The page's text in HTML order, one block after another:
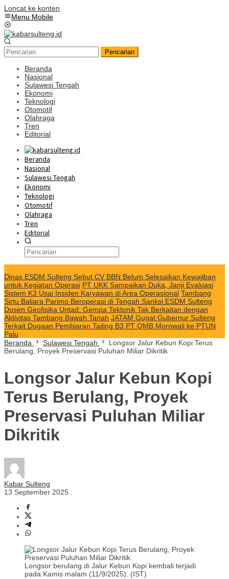
Loncat ke konten
Menu Mobile
Pencarian
Beranda
Nasional
Sulawesi Tengah
Ekonomi
Teknologi
Otomotif
Olahraga
Tren
Editorial
Beranda
Nasional
Sulawesi Tengah
Ekonomi
Teknologi
Otomotif
Olahraga
Tren
Editorial
Dinas ESDM Sulteng Sebut CV BBN Belum Selesaikan Kewajiban
untuk Kegiatan Operasi PT UKK Sampaikan Duka, Janji Evaluasi
Sistem K3 Usai Insiden Karyawan di Area Operasional Tambang
Sirtu Baliara Parimo Beroperasi di Tengah Sanksi ESDM Sulteng
Dosen Geofisika Untad: Gempa Tektonik Tak Berkaitan dengan
Aktivitas Tambang Bawah Tanah JATAM Gugat Gubernur Sulteng
Terkait Dugaan Pembiaran Tailing B3 PT QMB Morowali ke PTUN
Palu
Beranda
Sulawesi Tengah
Longsor Jalur Kebun Kopi Terus
Berulang, Proyek Preservasi Puluhan Miliar Dikritik
Longsor Jalur Kebun Kopi
Terus Berulang, Proyek
Preservasi Puluhan Miliar
Dikritik
Kabar Sulteng
13 September 2025
Longsor berulang di Jalur Kebun Kopi kembali terjadi
pada Kamis malam (11/9/2025). (IST)